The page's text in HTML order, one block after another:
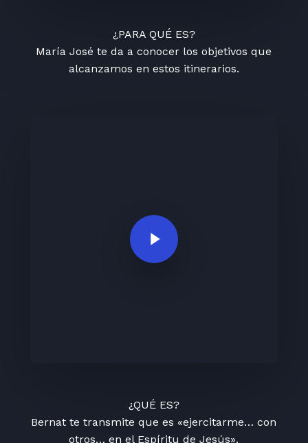
¿PARA QUÉ ES?
María José te da a conocer los objetivos que
alcanzamos en estos itinerarios.
Play Video
¿QUÉ ES?
Bernat te transmite que es «ejercitarme… con
otros… en el Espíritu de Jesús».